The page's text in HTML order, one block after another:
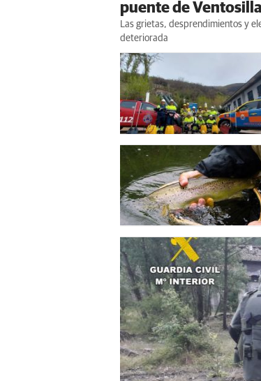
puente de Ventosilla
Las grietas, desprendimientos y
deteriorada